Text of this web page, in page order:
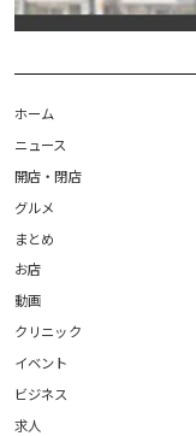
ホーム
ニュース
開店・閉店
グルメ
まとめ
お店
動画
クリニック
イベント
ビジネス
求人